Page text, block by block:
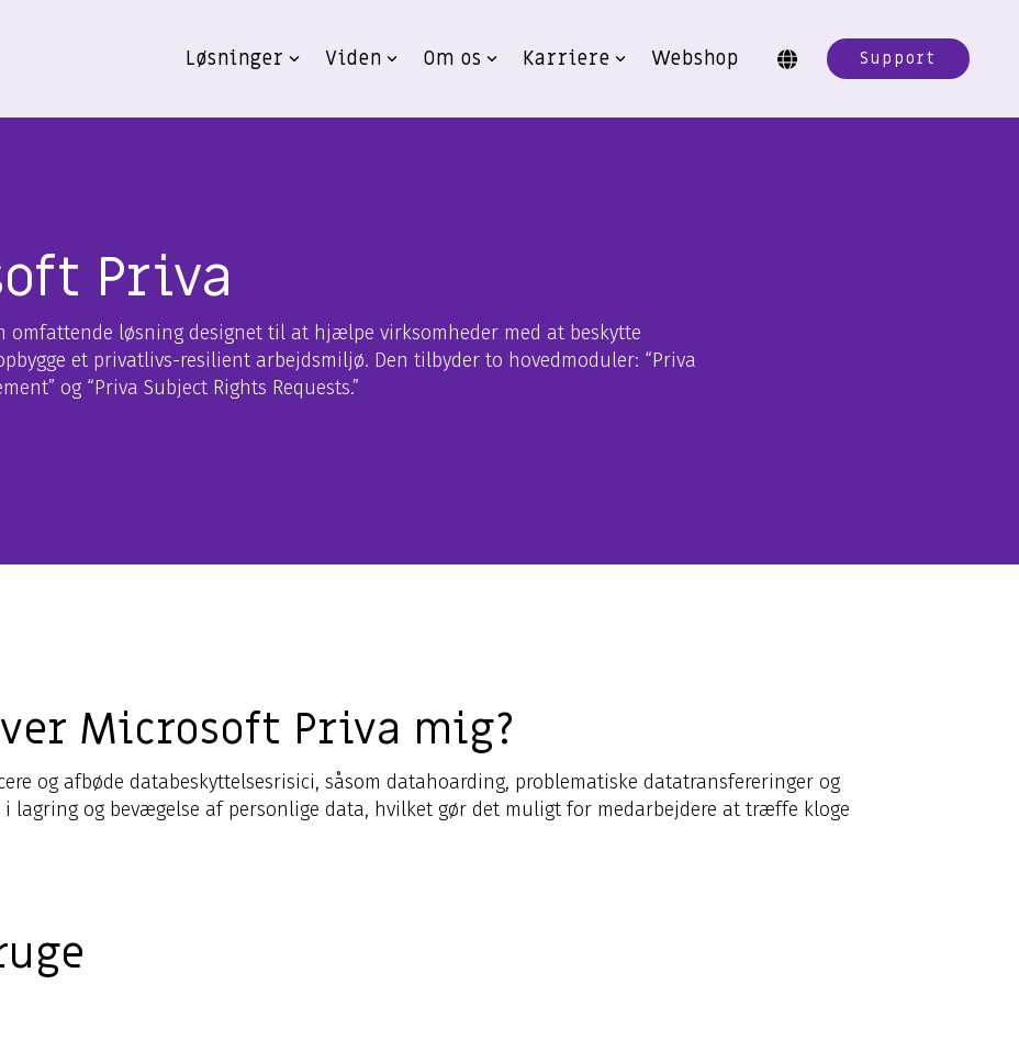
Løsninger Viden Om os Karriere Webshop Support
Priva
omfattende løsning designet til at hjælpe virksomheder med at beskytte
et privatlivs-resilient arbejdsmiljø. Den tilbyder to hovedmoduler: “Priva
og “Priva Subject Rights Requests.”
Microsoft Priva mig?
og afbøde databeskyttelsesrisici, såsom datahoarding, problematiske datatransfereringer og
lagring og bevægelse af personlige data, hvilket gør det muligt for medarbejdere at træffe kloge